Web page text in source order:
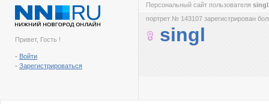
Привет, Гость !
- Войти
- Зарегистрироваться
Персональный сайт пользователя
портрет № 143107 зарегистрирован
singl